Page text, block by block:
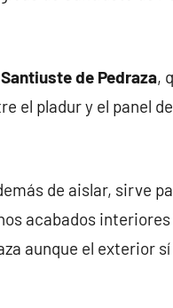
de Pedraza,
el pladur y el panel
de aislar, sirve
acabados
aunque el exterior